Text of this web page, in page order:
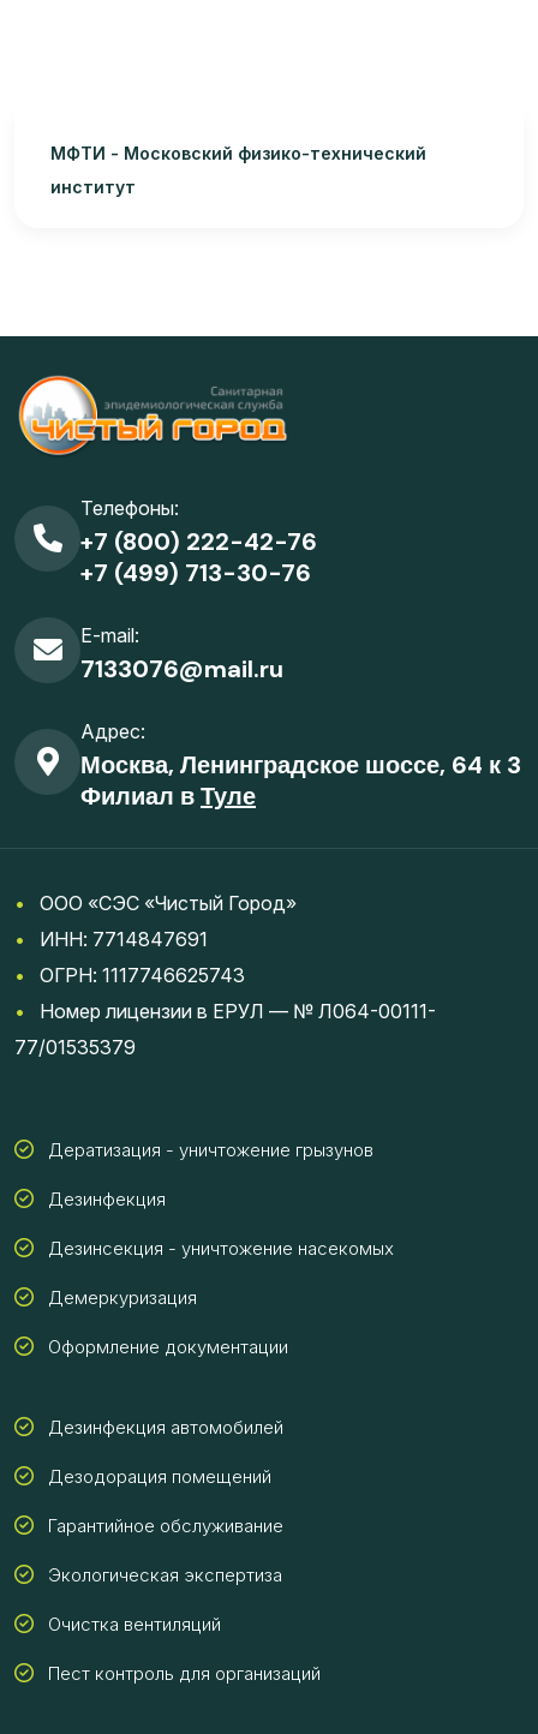
МФТИ - Московский физико-технический
институт
Телефоны:
+7 (800) 222-42-76
+7 (499) 713-30-76
E-mail:
7133076@mail.ru
Адрес:
Москва, Ленинградское шоссе, 64 к 3
Филиал вТуле
• ООО «СЭС «Чистый Город»
•
ИНН: 7714847691
• ОГРН: 1117746625743
• Номер лицензии в ЕРУЛ — № Л064-00111-
77/01535379
Дератизация - уничтожение грызунов
Дезинфекция
Дезинсекция - уничтожение насекомых
Демеркуризация
Оформление документации
Дезинфекция автомобилей
Дезодорация помещений
Гарантийное обслуживание
Экологическая экспертиза
Очистка вентиляций
Пест контроль для организаций